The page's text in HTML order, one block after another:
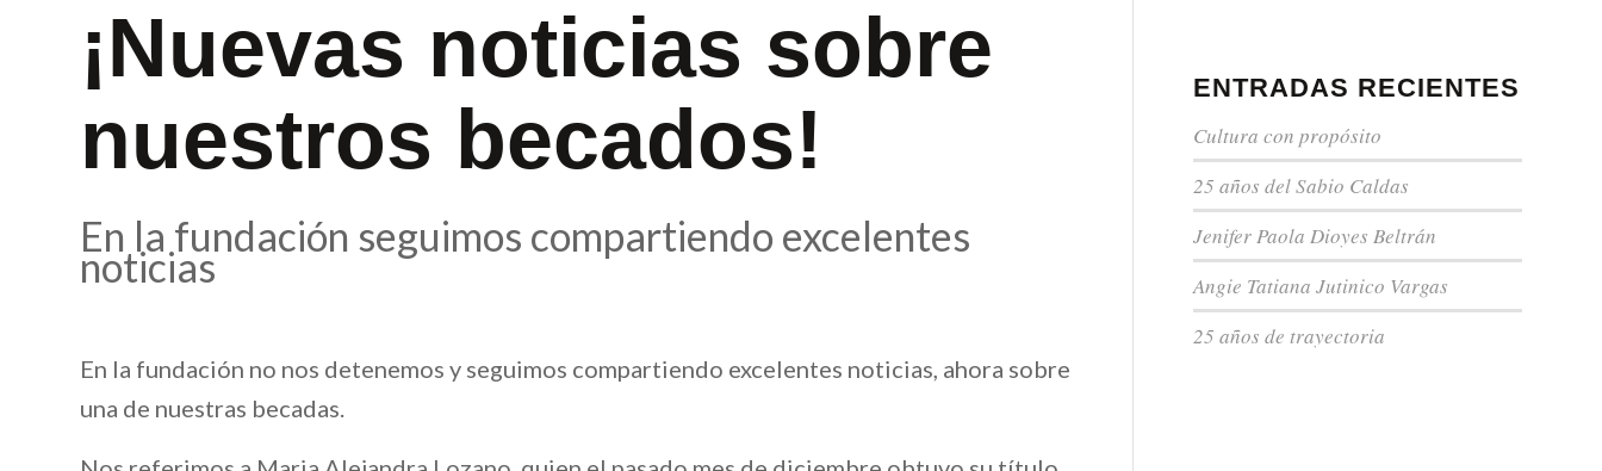
¡Nuevas noticias sobre
nuestros becados!
En la fundación seguimos compartiendo excelentes
noticias
En la fundación no nos detenemos y seguimos compartiendo excelentes noticias, ahora sobre
una de nuestras becadas.
ENTRADAS RECIENTES
Cultura con propósito
25 años del Sabio Caldas
Jenifer Paola Dioyes Beltrán
Angie Tatiana Jutinico Vargas
25 años de trayectoria